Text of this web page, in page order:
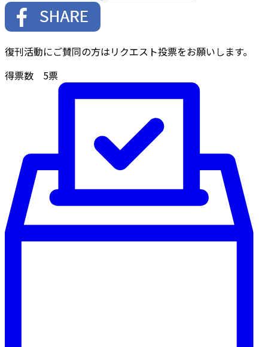
復刊活動にご賛同の方はリクエスト投票をお願いします。
得票数 5票